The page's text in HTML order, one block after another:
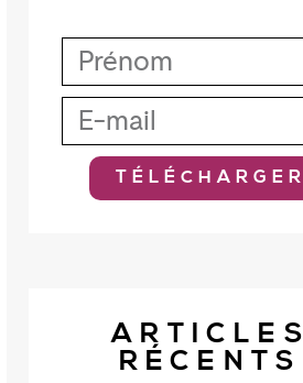
TÉLÉCHARGER
ARTICLES
RÉCENTS